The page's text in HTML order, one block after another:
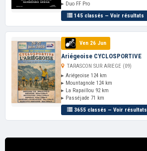
▸ Duo FF Pro
145 classés — Voir résultats
Ven 26 Jun
Ariégeoise CYCLOSPORTIVE
TARASCON SUR ARIEGE (09)
▸ Ariégeoise 124 km
▸ Mountagnole 124 km
▸ La Rapaillou 92 km
▸ Passéjade 71 km
3655 classés — Voir résultats